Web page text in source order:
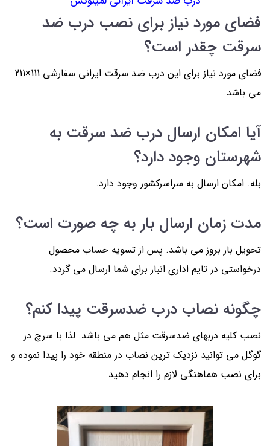
فضای مورد نیاز برای نصب درب ضد
سرقت چقدر است؟
فضای مورد نیاز برای این درب ضد سرقت ایرانی سفارشی 111×211
می باشد.
آیا امکان ارسال درب ضد سرقت به
شهرستان وجود دارد؟
بله. امکان ارسال به سراسرکشور وجود دارد.
مدت زمان ارسال بار به چه صورت است؟
تحویل بار بروز می باشد. پس از تسویه حساب محصول
درخواستی در تایم اداری انبار برای شما ارسال می گردد.
چگونه نصاب درب ضدسرقت پیدا کنم؟
نصب کلیه دربهای ضدسرقت مثل هم می باشد. لذا با سرچ در
گوگل می توانید نزدیک ترین نصاب در منطقه خود را پیدا نموده و
برای نصب هماهنگی لازم را انجام دهید.